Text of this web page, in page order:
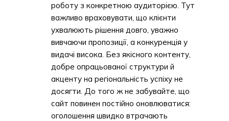
роботу з конкретною аудиторією. Тут
важливо враховувати, що клієнти
ухвалюють рішення довго, уважно
вивчаючи пропозиції, а конкуренція у
видачі висока. Без якісного контенту,
добре опрацьованої структури й
акценту на регіональність успіху не
досягти. До того ж не забувайте, що
сайт повинен постійно оновлюватися:
оголошення швидко втрачають